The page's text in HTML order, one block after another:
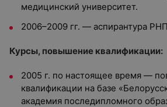
медицинский университет.
2006–2009 гг. — аспирантура
Курсы, повышение квалификации:
2005 г. по настоящее время —
квалификации на базе «
академия последипломного